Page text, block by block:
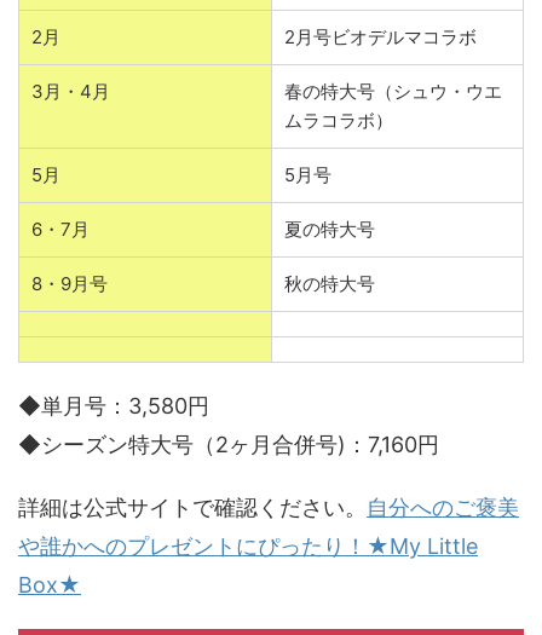
2月 2月号ビオデルマコラボ
3月・4月
春の特大号（シュウ・ウエ
ムラコラボ）
5月 5月号
6・7月 夏の特大号
8・9月号 秋の特大号
◆単月号：3,580円
◆シーズン特大号（2ヶ月合併号)：7,160円
詳細は公式サイトで確認ください。 自分へのご褒美
や誰かへのプレゼントにぴったり！★My Little
Box★